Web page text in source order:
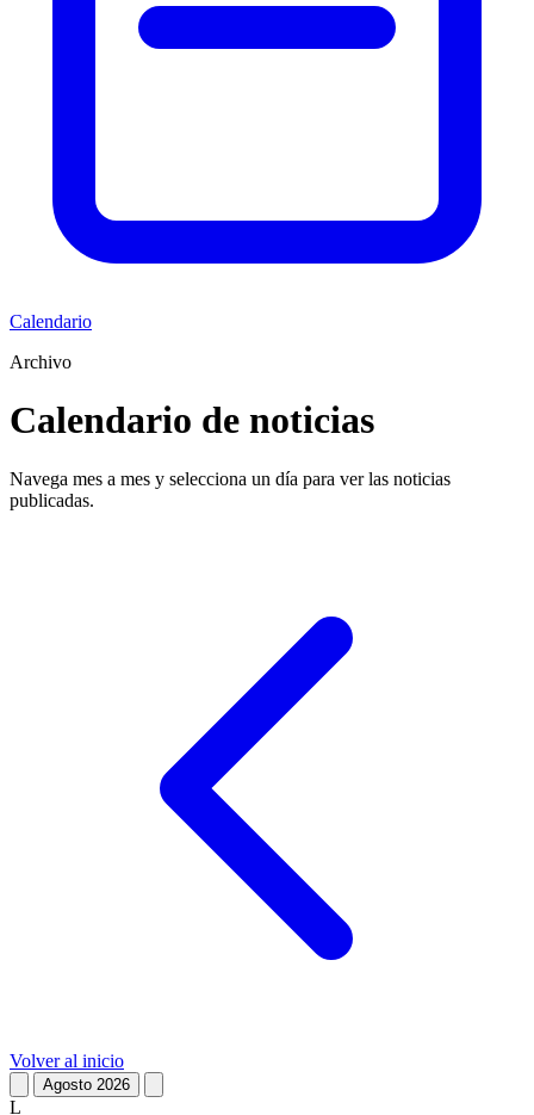
Calendario
Archivo
Calendario de noticias
Navega mes a mes y selecciona un día para ver las noticias
publicadas.
Volver al inicio
Agosto 2026
L